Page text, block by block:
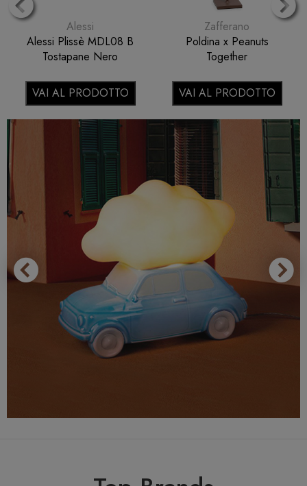
Alessi
Alessi Plissè MDL08 B
Tostapane Nero
VAI AL PRODOTTO
Zafferano
Poldina x Peanuts
Together
VAI AL PRODOTTO
Previous